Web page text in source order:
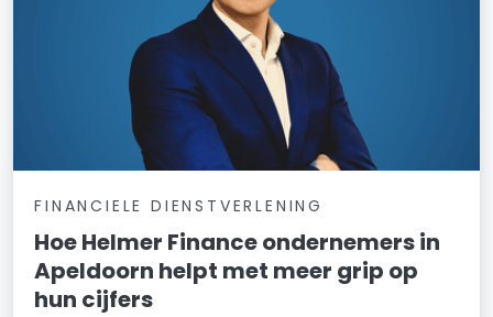
FINANCIELE DIENSTVERLENING
Hoe Helmer Finance ondernemers in
Apeldoorn helpt met meer grip op
hun cijfers